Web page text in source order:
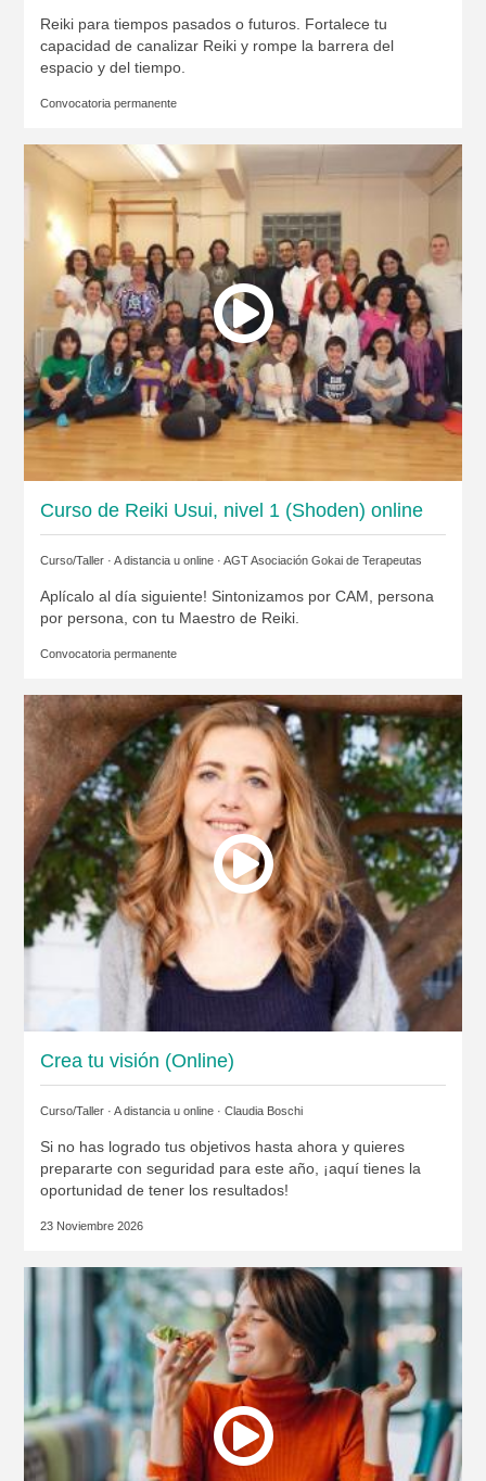
Reiki para tiempos pasados o futuros. Fortalece tu
capacidad de canalizar Reiki y rompe la barrera del
espacio y del tiempo.
Convocatoria permanente
Curso de Reiki Usui, nivel 1 (Shoden) online
Curso/Taller · A distancia u online · AGT Asociación Gokai de Terapeutas
Aplícalo al día siguiente! Sintonizamos por CAM, persona
por persona, con tu Maestro de Reiki.
Convocatoria permanente
Crea tu visión (Online)
Curso/Taller · A distancia u online · Claudia Boschi
Si no has logrado tus objetivos hasta ahora y quieres
prepararte con seguridad para este año, ¡aquí tienes la
oportunidad de tener los resultados!
23 Noviembre 2026